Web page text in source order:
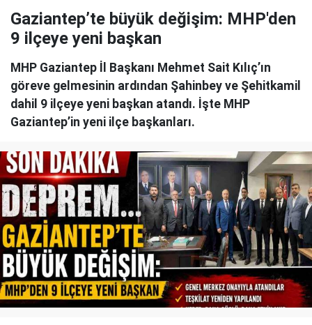
Gaziantep’te büyük değişim: MHP'den
9 ilçeye yeni başkan
MHP Gaziantep İl Başkanı Mehmet Sait Kılıç’ın
göreve gelmesinin ardından Şahinbey ve Şehitkamil
dahil 9 ilçeye yeni başkan atandı. İşte MHP
Gaziantep’in yeni ilçe başkanları.